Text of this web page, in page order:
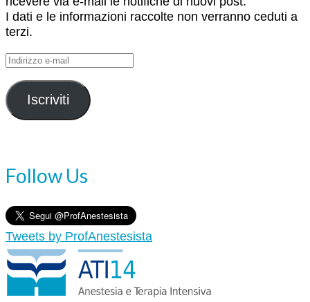
I dati e le informazioni raccolte non verranno ceduti a
terzi.
Indirizzo
mail
Iscriviti
Follow Us
Tweets by ProfAnestesista